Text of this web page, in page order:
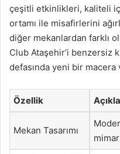
çeşitli etkinlikleri, kaliteli
ortamı ile misafirlerini
diğer mekanlardan farklı
Club Ataşehir’i benzersiz
defasında yeni bir macera
Özellik
Mekan Tasarımı